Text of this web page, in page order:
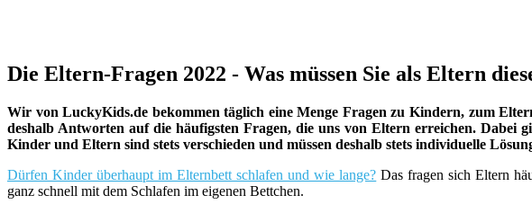
Die Eltern-Fragen 2022 - Was müssen Sie als Eltern
Wir von LuckyKids.de bekommen täglich eine Menge Fragen zu Kindern, zum
deshalb Antworten auf die häufigsten Fragen, die uns von Eltern erreichen. Dabei
Kinder und Eltern sind stets verschieden und müssen deshalb stets individuelle
Dürfen Kinder überhaupt im Elternbett schlafen und wie lange? Das fragen sich Eltern
ganz schnell mit dem Schlafen im eigenen Bettchen.